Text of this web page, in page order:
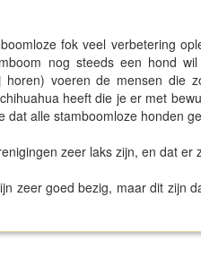
fok veel verbetering
nog steeds een hond
horen) voeren de mensen die
heeft die je er met
dat alle stamboomloze honden
zeer laks zijn, en dat
zeer goed bezig, maar dit zijn